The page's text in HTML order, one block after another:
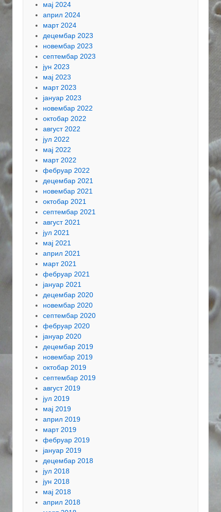
мај 2024
април 2024
март 2024
децембар 2023
новембар 2023
септембар 2023
јун 2023
мај 2023
март 2023
јануар 2023
новембар 2022
октобар 2022
август 2022
јул 2022
мај 2022
март 2022
фебруар 2022
децембар 2021
новембар 2021
октобар 2021
септембар 2021
август 2021
јул 2021
мај 2021
април 2021
март 2021
фебруар 2021
јануар 2021
децембар 2020
новембар 2020
септембар 2020
фебруар 2020
јануар 2020
децембар 2019
новембар 2019
октобар 2019
септембар 2019
август 2019
јул 2019
мај 2019
април 2019
март 2019
фебруар 2019
јануар 2019
децембар 2018
јул 2018
јун 2018
мај 2018
април 2018